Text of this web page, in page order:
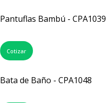
Pantuflas Bambú - CPA1039
Cotizar
Bata de Baño - CPA1048